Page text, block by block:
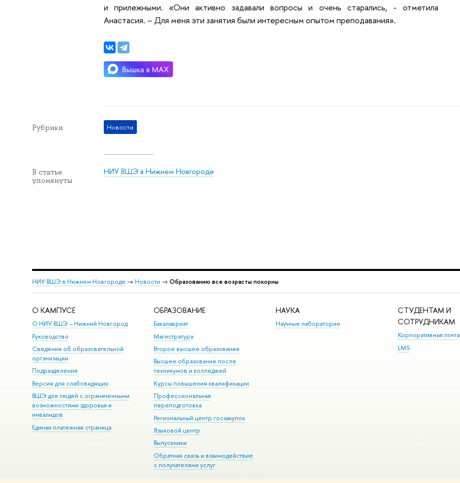
и прилежными. «Они активно задавали вопросы и очень старались, - отметила
Анастасия. – Для меня эти занятия были интересным опытом преподавания».
Рубрики Новости
В статье
упомянуты
НИУ ВШЭ в Нижнем Новгороде
НИУ ВШЭ в Нижнем Новгороде → Новости → Образованию все возрасты покорны
О КАМПУСЕ
О НИУ ВШЭ – Нижний Новгород
Руководство
Сведения об образовательной
организации
Подразделения
Версия для слабовидящих
ВШЭ для людей с ограниченными
возможностями здоровья и
инвалидов
Единая платежная страница
ОБРАЗОВАНИЕ
Бакалавриат
Магистратура
Второе высшее образование
Высшее образование после
техникумов и колледжей
Курсы повышения квалификации
Профессиональная
переподготовка
Региональный центр госзакупок
Языковой центр
Выпускники
Обратная связь и взаимодействие
с получателями услуг
НАУКА
Научные лаборатории
СТУДЕНТАМ И
СОТРУДНИКАМ
Корпоративная почта
LMS